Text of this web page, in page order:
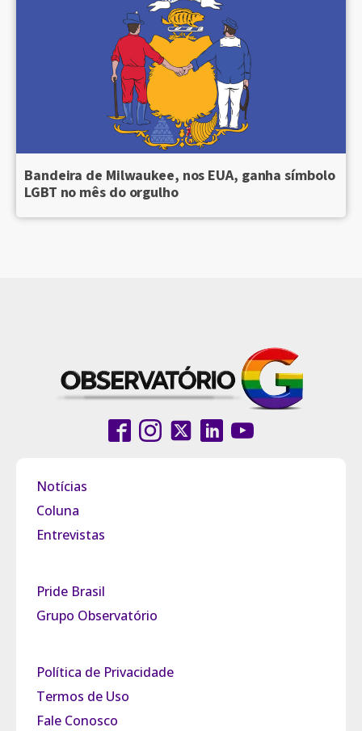
Bandeira de Milwaukee, nos EUA, ganha símbolo
LGBT no mês do orgulho
Notícias
Coluna
Entrevistas
Pride Brasil
Grupo Observatório
Política de Privacidade
Termos de Uso
Fale Conosco